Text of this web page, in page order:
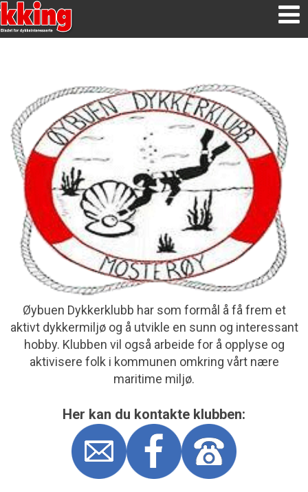
Øybuen Dykkerklubb har som formål å få frem et
aktivt dykkermiljø og å utvikle en sunn og interessant
hobby. Klubben vil også arbeide for å opplyse og
aktivisere folk i kommunen omkring vårt nære
maritime miljø.
Her kan du kontakte klubben: